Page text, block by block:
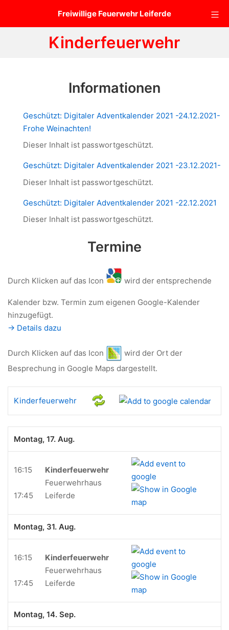
Freiwillige Feuerwehr Leiferde
Kinderfeuerwehr
Informationen
Geschützt: Digitaler Adventkalender 2021 -24.12.2021-
Frohe Weinachten!
Dieser Inhalt ist passwortgeschützt.
Geschützt: Digitaler Adventkalender 2021 -23.12.2021-
Dieser Inhalt ist passwortgeschützt.
Geschützt: Digitaler Adventkalender 2021 -22.12.2021
Dieser Inhalt ist passwortgeschützt.
Termine
Durch Klicken auf das Icon wird der entsprechende
Kalender bzw. Termin zum eigenen Google-Kalender
hinzugefügt.
-> Details dazu
Durch Klicken auf das Icon
wird der Ort der
Besprechung in Google Maps dargestellt.
Kinderfeuerwehr
Montag, 17. Aug.
16:15
17:45
Kinderfeuerwehr
Feuerwehrhaus
Leiferde
Montag, 31. Aug.
16:15
17:45
Kinderfeuerwehr
Feuerwehrhaus
Leiferde
Montag, 14. Sep.